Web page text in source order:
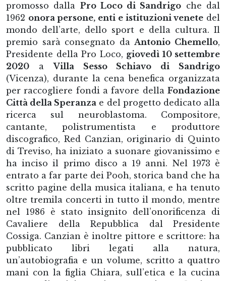
promosso dalla Pro Loco di Sandrigo che dal
1962 onora persone, enti e istituzioni venete del
mondo dell’arte, dello sport e della cultura. Il
premio sarà consegnato daAntonio Chemello,
Presidente della Pro Loco, giovedì 10 settembre
2020 aVilla Sesso Schiavo di Sandrigo
(Vicenza), durante la cena benefica organizzata
per raccogliere fondi a favore della Fondazione
Città della Speranza e del progetto dedicato alla
ricerca sul neuroblastoma. Compositore,
cantante, polistrumentista e produttore
discografico, Red Canzian, originario di Quinto
di Treviso, ha iniziato a suonare giovanissimo e
ha inciso il primo disco a 19 anni. Nel 1973 è
entrato a far parte dei Pooh, storica band che ha
scritto pagine della musica italiana, e ha tenuto
oltre tremila concerti in tutto il mondo, mentre
nel 1986 è stato insignito dell’onorificenza di
Cavaliere della Repubblica dal Presidente
Cossiga. Canzian è inoltre pittore e scrittore: ha
pubblicato libri legati alla natura,
un’autobiografia e un volume, scritto a quattro
mani con la figlia Chiara, sull’etica e la cucina